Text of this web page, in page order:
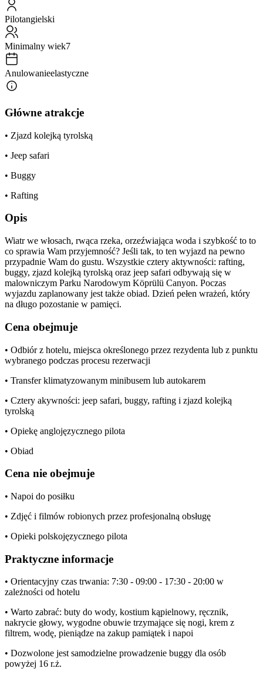
Pilotangielski
Minimalny wiek7
Anulowanieelastyczne
Główne atrakcje
• Zjazd kolejką tyrolską
• Jeep safari
• Buggy
• Rafting
Opis
Wiatr we włosach, rwąca rzeka, orzeźwiająca woda i szybkość to to
co sprawia Wam przyjemność? Jeśli tak, to ten wyjazd na pewno
przypadnie Wam do gustu. Wszystkie cztery aktywności: rafting,
buggy, zjazd kolejką tyrolską oraz jeep safari odbywają się w
malowniczym Parku Narodowym Köprülü Canyon. Poczas
wyjazdu zaplanowany jest także obiad. Dzień pełen wrażeń, który
na długo pozostanie w pamięci.
Cena obejmuje
• Odbiór z hotelu, miejsca określonego przez rezydenta lub z punktu
wybranego podczas procesu rezerwacji
• Transfer klimatyzowanym minibusem lub autokarem
• Cztery akywności: jeep safari, buggy, rafting i zjazd kolejką
tyrolską
• Opiekę anglojęzycznego pilota
• Obiad
Cena nie obejmuje
• Napoi do posiłku
• Zdjęć i filmów robionych przez profesjonalną obsługę
• Opieki polskojęzycznego pilota
Praktyczne informacje
• Orientacyjny czas trwania: 7:30 - 09:00 - 17:30 - 20:00 w
zależności od hotelu
• Warto zabrać: buty do wody, kostium kąpielnowy, ręcznik,
nakrycie głowy, wygodne obuwie trzymające się nogi, krem z
filtrem, wodę, pieniądze na zakup pamiątek i napoi
• Dozwolone jest samodzielne prowadzenie buggy dla osób
powyżej 16 r.ż.